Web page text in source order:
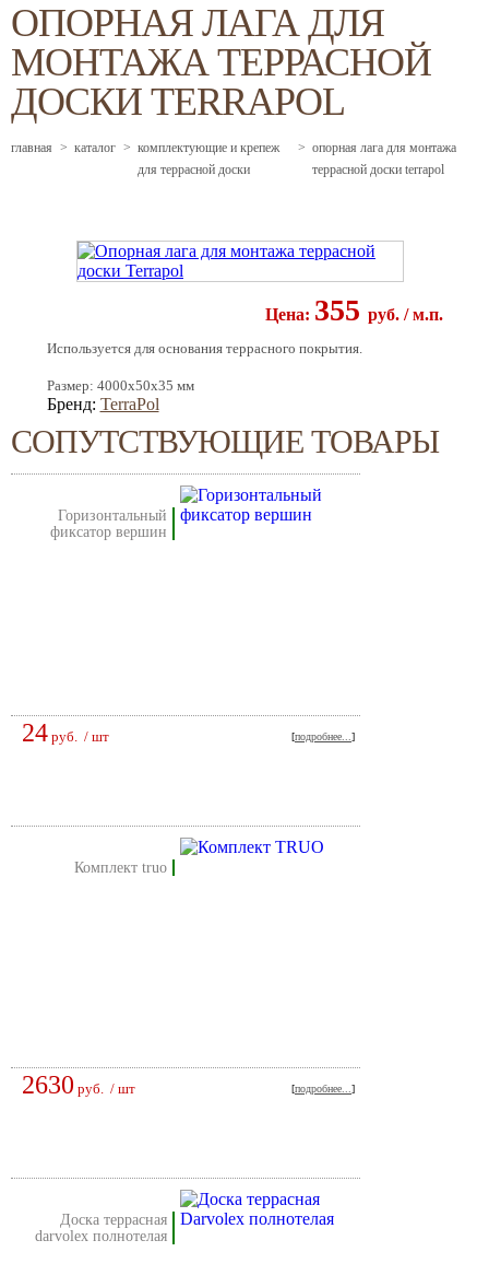
ОПОРНАЯ ЛАГА ДЛЯ
МОНТАЖА ТЕРРАСНОЙ
ДОСКИ TERRAPOL
главная > каталог > комплектующие и крепеж
для террасной доски
> опорная лага для монтажа
террасной доски terrapol
Цена: 355 pуб./ м.п.
Используется для основания террасного покрытия.
Размер: 4000х50х35 мм
Бренд: TerraPol
СОПУТСТВУЮЩИЕ ТОВАРЫ
горизонтальный
фиксатор вершин
24 руб. / шт [подробнее... ]
комплект truo
2630 руб. / шт [подробнее... ]
доска террасная
darvolex полнотелая